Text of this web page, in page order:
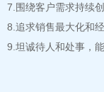
7.围绕客户需求持续
8.追求销售最大化和经
9.坦诚待人和处事，